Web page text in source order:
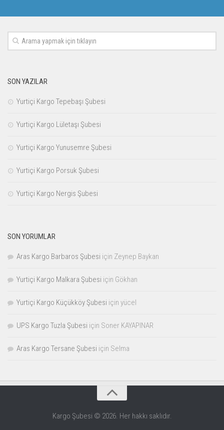
SON YAZILAR
Yurtiçi Kargo Tepebaşı Şubesi
Yurtiçi Kargo Lületaşı Şubesi
Yurtiçi Kargo Yunusemre Şubesi
Yurtiçi Kargo Porsuk Şubesi
Yurtiçi Kargo Nergis Şubesi
SON YORUMLAR
Aras Kargo Barbaros Şubesi için Zeynep Baykan
Yurtiçi Kargo Malkara Şubesi için Gökhan
Yurtiçi Kargo Küçükköy Şubesi için yücel
UPS Kargo Tuzla Şubesi için Soner KAYAPINAR
Aras Kargo Tersane Şubesi için Selma
Kargo Şubesi © 2026. Her hakkı saklıdır.